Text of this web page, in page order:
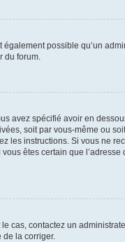
possible qu’un
du forum.
avez spécifié avoir en
soit par vous-même ou
les instructions. Si vous ne
êtes certain que
cas, contactez un
la corriger.